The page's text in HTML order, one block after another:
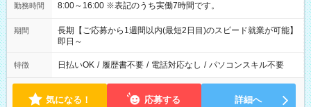
勤務時間 8:00～16:00 ※表記のうち実働7時間です。
期間
長期【ご応募から1週間以内(最短2日目)のスピード就業が可能】
即日～
特徴 日払いOK / 履歴書不要 / 電話対応なし / パソコンスキル不要
気になる！ 応募する 詳細へ